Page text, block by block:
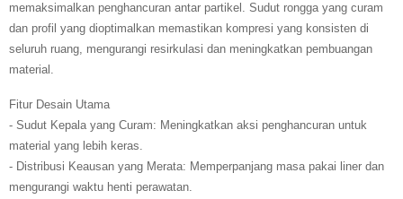
memaksimalkan penghancuran antar partikel. Sudut rongga yang curam
dan profil yang dioptimalkan memastikan kompresi yang konsisten di
seluruh ruang, mengurangi resirkulasi dan meningkatkan pembuangan
material.
Fitur Desain Utama
- Sudut Kepala yang Curam: Meningkatkan aksi penghancuran untuk
material yang lebih keras.
- Distribusi Keausan yang Merata: Memperpanjang masa pakai liner dan
mengurangi waktu henti perawatan.